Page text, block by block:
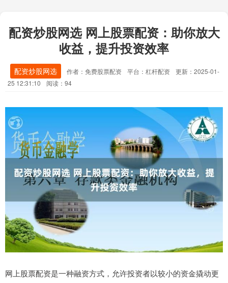
配资炒股网选 网上股票配资：助你放大
收益，提升投资效率
配资炒股网选 作者：免费股票配资 平台：杠杆配资
更新：2025-01-
25 12:31:10
阅读：94
网上股票配资是一种融资方式，允许投资者以较小的资金撬动更